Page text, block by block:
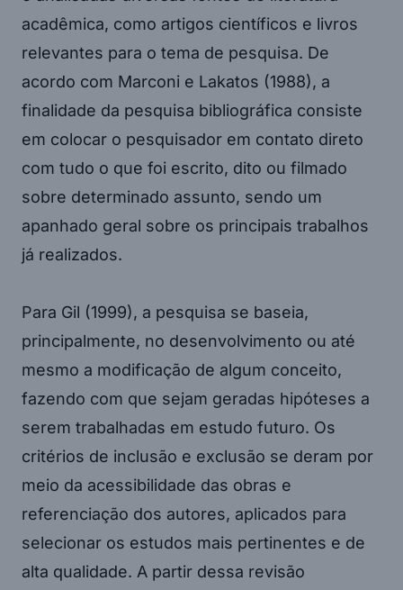
acadêmica, como artigos científicos e livros
relevantes para o tema de pesquisa. De
acordo com Marconi e Lakatos (1988), a
finalidade da pesquisa bibliográfica consiste
em colocar o pesquisador em contato direto
com tudo o que foi escrito, dito ou filmado
sobre determinado assunto, sendo um
apanhado geral sobre os principais trabalhos
já realizados.
Para Gil (1999), a pesquisa se baseia,
principalmente, no desenvolvimento ou até
mesmo a modificação de algum conceito,
fazendo com que sejam geradas hipóteses a
serem trabalhadas em estudo futuro. Os
critérios de inclusão e exclusão se deram por
meio da acessibilidade das obras e
referenciação dos autores, aplicados para
selecionar os estudos mais pertinentes e de
alta qualidade. A partir dessa revisão